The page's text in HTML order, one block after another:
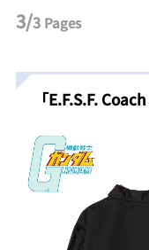
3/3 Pages
「E.F.S.F.